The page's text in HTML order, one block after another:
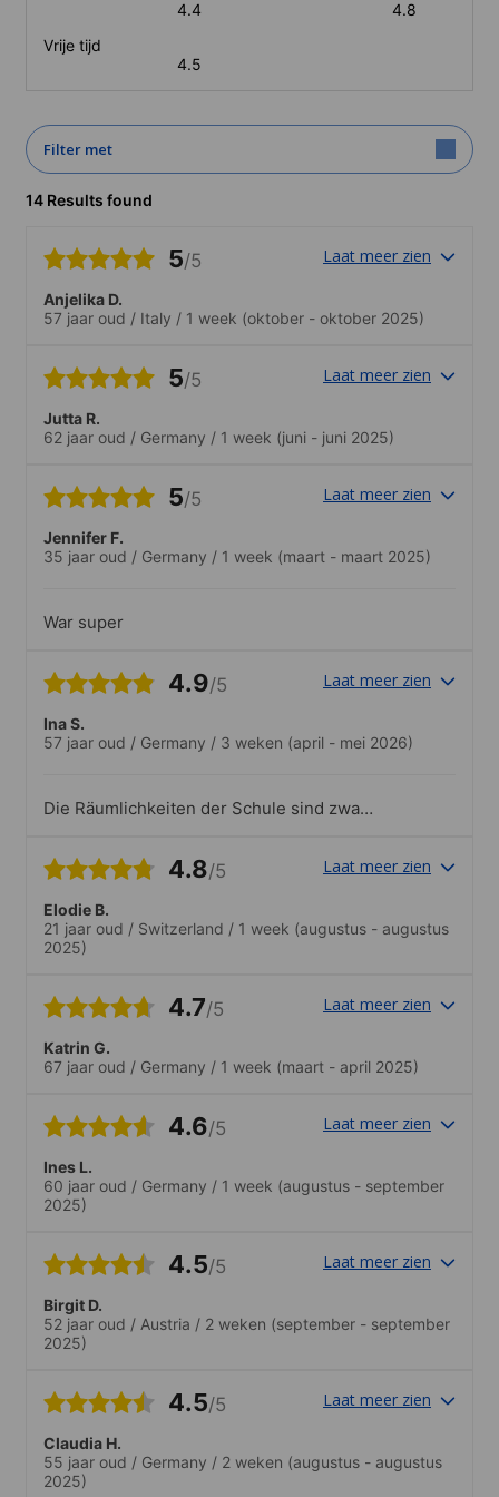
4.4
4.8
Vrije tijd
4.5
Filter met
14 Results found
5/5 Laat meer zien
Anjelika D.
57 jaar oud / Italy / 1 week (oktober - oktober 2025)
5/5 Laat meer zien
Jutta R.
62 jaar oud / Germany / 1 week (juni - juni 2025)
5/5 Laat meer zien
Jennifer F.
35 jaar oud / Germany / 1 week (maart - maart 2025)
War super
4.9/5 Laat meer zien
Ina S.
57 jaar oud / Germany / 3 weken (april - mei 2026)
Die Räumlichkeiten der Schule sind zwar
Super Lehrer werten dies kleine Manko
4.8/5 Laat meer zien
Elodie B.
21 jaar oud / Switzerland / 1 week (augustus - augustus
2025)
4.7/5 Laat meer zien
Katrin G.
67 jaar oud / Germany / 1 week (maart - april 2025)
4.6/5 Laat meer zien
Ines L.
60 jaar oud / Germany / 1 week (augustus - september
2025)
4.5/5 Laat meer zien
Birgit D.
52 jaar oud / Austria / 2 weken (september - september
2025)
4.5/5 Laat meer zien
Claudia H.
55 jaar oud / Germany / 2 weken (augustus - augustus
2025)